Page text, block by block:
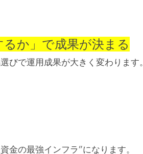
か」で成果が決まる
びで運用成果が大きく変わります。
金の最強インフラ”になります。